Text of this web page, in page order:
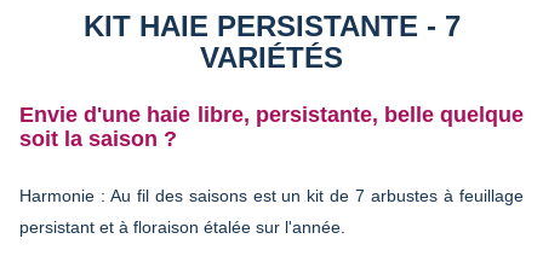
KIT HAIE PERSISTANTE - 7
VARIÉTÉS
Envie d'une haie libre, persistante, belle quelque
soit la saison ?
Harmonie : Au fil des saisons est un kit de 7 arbustes à feuillage
persistant et à floraison étalée sur l'année.